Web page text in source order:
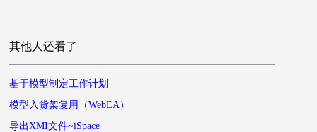
其他人还看了
基于模型制定工作计划
模型入货架复用（WebEA）
导出XMI文件~iSpace